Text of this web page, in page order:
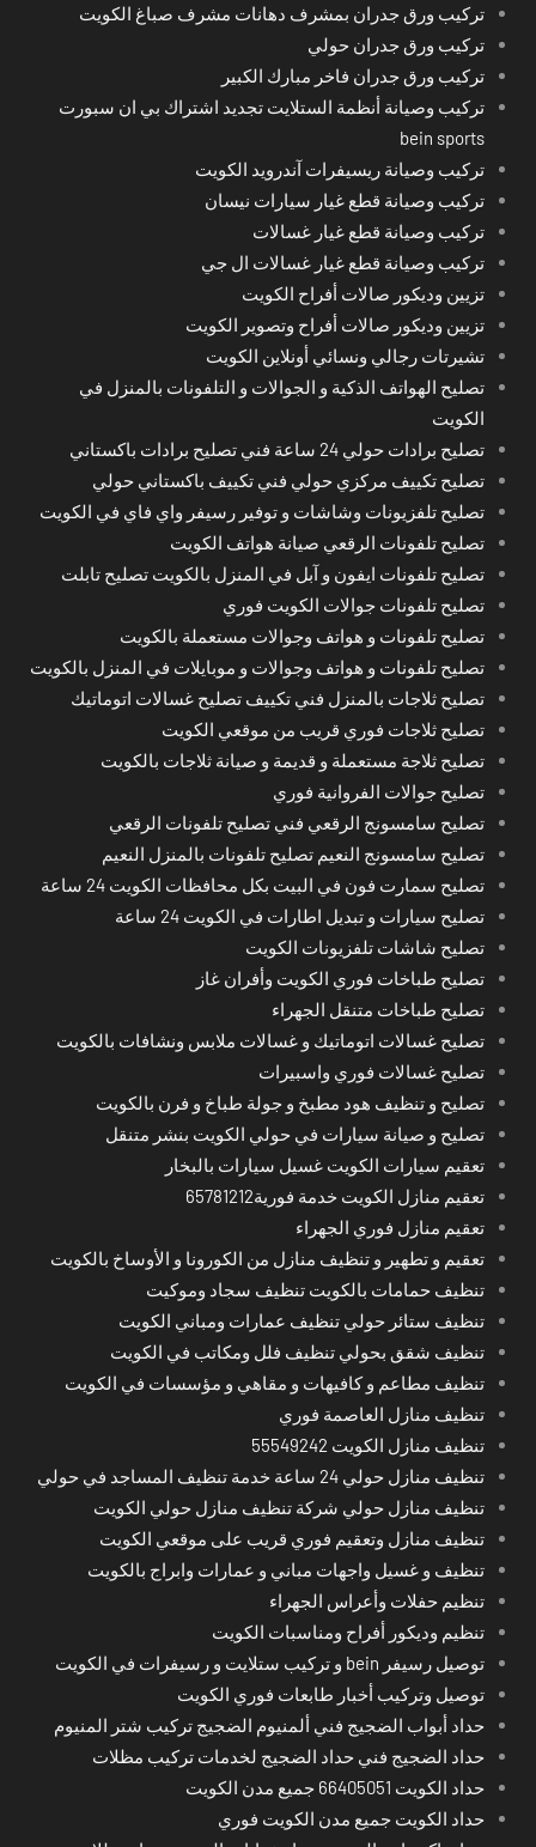
تركيب ورق جدران بمشرف دهانات مشرف صباغ الكويت
تركيب ورق جدران حولي
تركيب ورق جدران فاخر مبارك الكبير
تركيب وصيانة أنظمة الستلايت تجديد اشتراك بي ان سبورت
bein sports
تركيب وصيانة ريسيفرات آندرويد الكويت
تركيب وصيانة قطع غيار سيارات نيسان
تركيب وصيانة قطع غيار غسالات
تركيب وصيانة قطع غيار غسالات ال جي
تزيين وديكور صالات أفراح الكويت
تزيين وديكور صالات أفراح وتصوير الكويت
تشيرتات رجالي ونسائي أونلاين الكويت
تصليح الهواتف الذكية و الجوالات و التلفونات بالمنزل في
الكويت
تصليح برادات حولي 24 ساعة فني تصليح برادات باكستاني
تصليح تكييف مركزي حولي فني تكييف باكستاني حولي
تصليح تلفزيونات وشاشات و توفير رسيفر واي فاي في الكويت
تصليح تلفونات الرقعي صيانة هواتف الكويت
تصليح تلفونات ايفون و آبل في المنزل بالكويت تصليح تابلت
تصليح تلفونات جوالات الكويت فوري
تصليح تلفونات و هواتف وجوالات مستعملة بالكويت
تصليح تلفونات و هواتف وجوالات و موبايلات في المنزل بالكويت
تصليح ثلاجات بالمنزل فني تكييف تصليح غسالات اتوماتيك
تصليح ثلاجات فوري قريب من موقعي الكويت
تصليح ثلاجة مستعملة و قديمة و صيانة ثلاجات بالكويت
تصليح جوالات الفروانية فوري
تصليح سامسونج الرقعي فني تصليح تلفونات الرقعي
تصليح سامسونج النعيم تصليح تلفونات بالمنزل النعيم
تصليح سمارت فون في البيت بكل محافظات الكويت 24 ساعة
تصليح سيارات و تبديل اطارات في الكويت 24 ساعة
تصليح شاشات تلفزيونات الكويت
تصليح طباخات فوري الكويت وأفران غاز
تصليح طباخات متنقل الجهراء
تصليح غسالات اتوماتيك و غسالات ملابس ونشافات بالكويت
تصليح غسالات فوري واسبيرات
تصليح و تنظيف هود مطبخ و جولة طباخ و فرن بالكويت
تصليح و صيانة سيارات في حولي الكويت بنشر متنقل
تعقيم سيارات الكويت غسيل سيارات بالبخار
تعقيم منازل الكويت خدمة فورية65781212
تعقيم منازل فوري الجهراء
تعقيم و تطهير و تنظيف منازل من الكورونا و الأوساخ بالكويت
تنظيف حمامات بالكويت تنظيف سجاد وموكيت
تنظيف ستائر حولي تنظيف عمارات ومباني الكويت
تنظيف شقق بحولي تنظيف فلل ومكاتب في الكويت
تنظيف مطاعم و كافيهات و مقاهي و مؤسسات في الكويت
تنظيف منازل العاصمة فوري
تنظيف منازل الكويت 55549242
تنظيف منازل حولي 24 ساعة خدمة تنظيف المساجد في حولي
تنظيف منازل حولي شركة تنظيف منازل حولي الكويت
تنظيف منازل وتعقيم فوري قريب على موقعي الكويت
تنظيف و غسيل واجهات مباني و عمارات وابراج بالكويت
تنظيم حفلات وأعراس الجهراء
تنظيم وديكور أفراح ومناسبات الكويت
توصيل رسيفر bein و تركيب ستلايت و رسيفرات في الكويت
توصيل وتركيب أخبار طابعات فوري الكويت
حداد أبواب الضجيج فني ألمنيوم الضجيج تركيب شتر المنيوم
حداد الضجيج فني حداد الضجيج لخدمات تركيب مظلات
حداد الكويت 66405051 جميع مدن الكويت
حداد الكويت جميع مدن الكويت فوري